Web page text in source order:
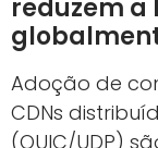
reduzem
Adoção de
CDNs
(QUIC/UDP)